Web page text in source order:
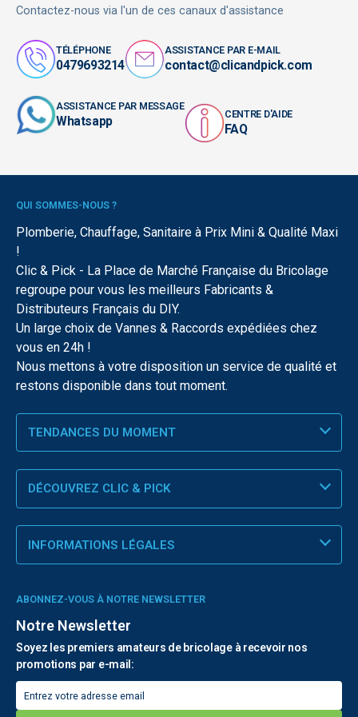
Contactez-nous via l'un de ces canaux d'assistance
TÉLÉPHONE
0479693214
ASSISTANCE PAR E-MAIL
contact@clicandpick.com
ASSISTANCE PAR MESSAGE
Whatsapp CENTRE D'AIDE
FAQ
QUI SOMMES-NOUS ?
Plomberie, Chauffage, Sanitaire à Prix Mini & Qualité Maxi
!
Clic & Pick - La Place de Marché Française du Bricolage
regroupe pour vous les meilleurs Fabricants &
Distributeurs Français du DIY.
Un large choix de Vannes & Raccords expédiées chez
vous en 24h !
Nous mettons à votre disposition un service de qualité et
restons disponible dans tout moment.
TENDANCES DU MOMENT
DÉCOUVREZ CLIC & PICK
INFORMATIONS LÉGALES
ABONNEZ-VOUS À NOTRE NEWSLETTER
Notre Newsletter
Soyez les premiers amateurs de bricolage à recevoir nos
promotions par e-mail: